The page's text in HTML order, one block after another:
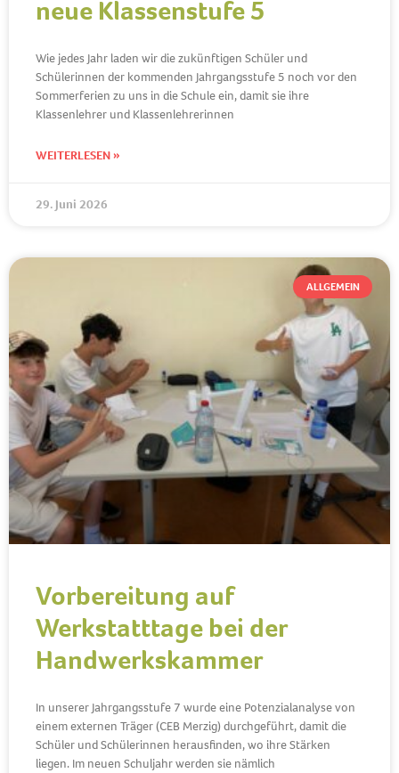
neue Klassenstufe 5
Wie jedes Jahr laden wir die zukünftigen Schüler und
Schülerinnen der kommenden Jahrgangsstufe 5 noch vor den
Sommerferien zu uns in die Schule ein, damit sie ihre
Klassenlehrer und Klassenlehrerinnen
WEITERLESEN »
29. Juni 2026
ALLGEMEIN
Vorbereitung auf
Werkstatttage bei der
Handwerkskammer
In unserer Jahrgangsstufe 7 wurde eine Potenzialanalyse von
einem externen Träger (CEB Merzig) durchgeführt, damit die
Schüler und Schülerinnen herausfinden, wo ihre Stärken
liegen. Im neuen Schuljahr werden sie nämlich